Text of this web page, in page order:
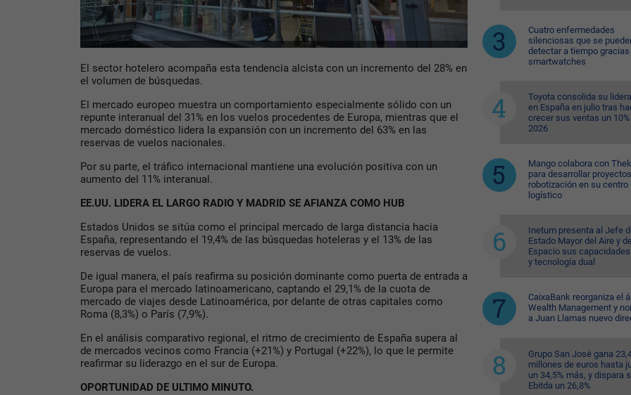
El sector hotelero acompaña esta tendencia alcista con un incremento del 28% en
el volumen de búsquedas.
El mercado europeo muestra un comportamiento especialmente sólido con un
repunte interanual del 31% en los vuelos procedentes de Europa, mientras que el
mercado doméstico lidera la expansión con un incremento del 63% en las
reservas de vuelos nacionales.
Por su parte, el tráfico internacional mantiene una evolución positiva con un
aumento del 11% interanual.
EE.UU. LIDERA EL LARGO RADIO Y MADRID SE AFIANZA COMO HUB
Estados Unidos se sitúa como el principal mercado de larga distancia hacia
España, representando el 19,4% de las búsquedas hoteleras y el 13% de las
reservas de vuelos.
De igual manera, el país reafirma su posición dominante como puerta de entrada a
Europa para el mercado latinoamericano, captando el 29,1% de la cuota de
mercado de viajes desde Latinoamérica, por delante de otras capitales como
Roma (8,3%) o París (7,9%).
En el análisis comparativo regional, el ritmo de crecimiento de España supera al
de mercados vecinos como Francia (+21%) y Portugal (+22%), lo que le permite
reafirmar su liderazgo en el sur de Europa.
OPORTUNIDAD DE ULTIMO MINUTO.
Cuatro enfermedades
silenciosas que se
detectar a tiempo
smartwatches
Toyota consolida su
en España en julio tras
crecer sus ventas un
2026
Mango colabora con
para desarrollar
robotización en su centro
logístico
Inetum presenta al Jefe
Estado Mayor del Aire y
Espacio sus
y tecnología dual
CaixaBank reorganiza el
Wealth Management y
a Juan Llamas nuevo
Grupo San José gana
millones de euros hasta
un 34,5% más, y dispara
Ebitda un 26,8%